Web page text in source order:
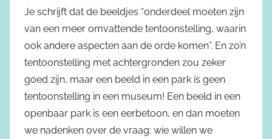
Je schrijft dat de beeldjes “onderdeel moeten zijn
van een meer omvattende tentoonstelling, waarin
ook andere aspecten aan de orde komen”. En zo’n
tentoonstelling met achtergronden zou zeker
goed zijn, maar een beeld in een park ís geen
tentoonstelling in een museum! Een beeld in een
openbaar park is een eerbetoon, en dan moeten
we nadenken over de vraag: wie willen we